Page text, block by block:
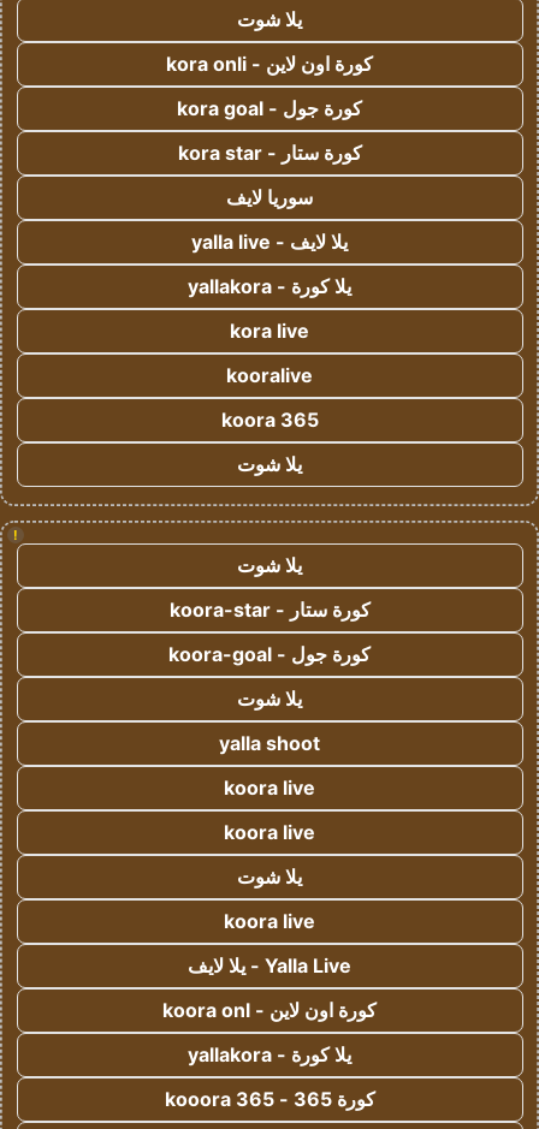
يلا شوت
كورة اون لاين - kora onli
كورة جول - kora goal
كورة ستار - kora star
سوريا لايف
يلا لايف - yalla live
يلا كورة - yallakora
kora live
kooralive
koora 365
يلا شوت
!
يلا شوت
كورة ستار - koora-star
كورة جول - koora-goal
يلا شوت
yalla shoot
koora live
koora live
يلا شوت
koora live
Yalla Live - يلا لايف
كورة اون لاين - koora onl
يلا كورة - yallakora
كورة 365 - kooora 365